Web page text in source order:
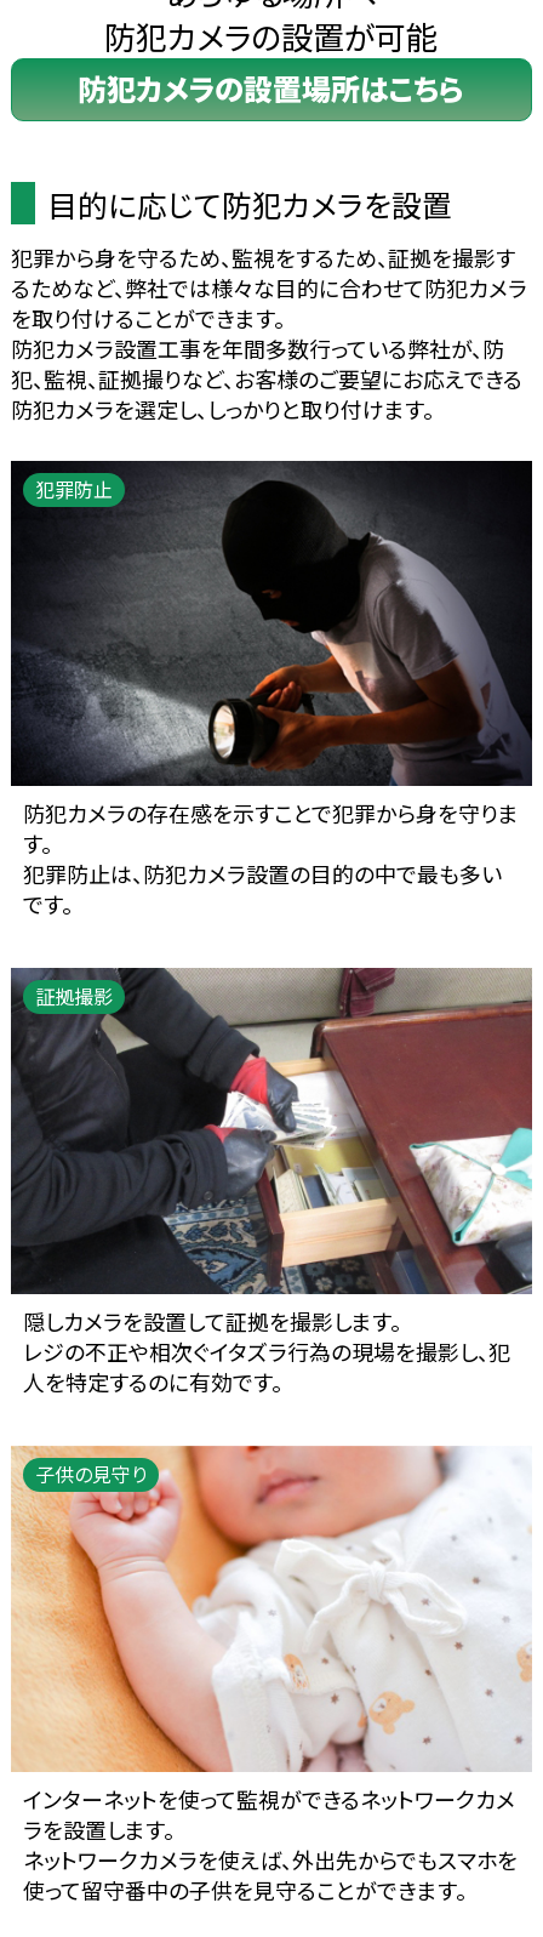
防犯カメラの設置が可能
防犯カメラの設置場所はこちら
目的に応じて防犯カメラを設置
犯罪から身を守るため、監視をするため、証拠を撮影す
るためなど、弊社では様々な目的に合わせて防犯カメラ
を取り付けることができます。
防犯カメラ設置工事を年間多数行っている弊社が、防
犯、監視、証拠撮りなど、お客様のご要望にお応えできる
防犯カメラを選定し、しっかりと取り付けます。
犯罪防止
防犯カメラの存在感を示すことで犯罪から身を守りま
す。
犯罪防止は、防犯カメラ設置の目的の中で最も多い
です。
証拠撮影
隠しカメラを設置して証拠を撮影します。
レジの不正や相次ぐイタズラ行為の現場を撮影し、犯
人を特定するのに有効です。
子供の見守り
インターネットを使って監視ができるネットワークカメ
ラを設置します。
ネットワークカメラを使えば、外出先からでもスマホを
使って留守番中の子供を見守ることができます。